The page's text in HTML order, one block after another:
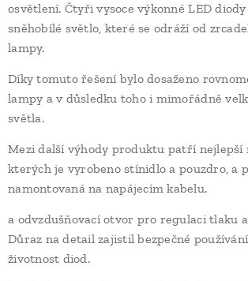
osvětlení. Čtyři vysoce výkonné LED
sněhobílé světlo, které se odráží od
lampy.
Díky tomuto řešení bylo dosaženo
lampy a v důsledku toho i mimořádně
světla.
Mezi další výhody produktu patří nejlepší
kterých je vyrobeno stínidlo a pouzdro, a
namontovaná na napájecím kabelu.
a odvzdušňovací otvor pro regulaci tlaku
Důraz na detail zajistil bezpečné
životnost diod.